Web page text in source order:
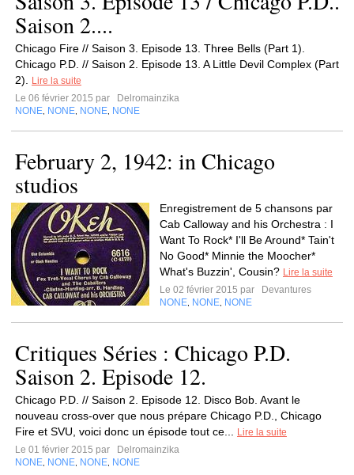
Saison 2....
Chicago Fire // Saison 3. Episode 13. Three Bells (Part 1).
Chicago P.D. // Saison 2. Episode 13. A Little Devil Complex (Part
2).
Lire la suite
Le 06 février 2015 par
Delromainzika
NONE NONE NONE NONE
February 2, 1942: in Chicago
studios
Enregistrement de 5 chansons par
Cab Calloway and his Orchestra : I
Want To Rock* I'll Be Around* Tain't
No Good* Minnie the Moocher*
What's Buzzin', Cousin? Lire la suite
Le 02 février 2015 par
Devantures
NONE NONE NONE
Critiques Séries : Chicago P.D.
Saison 2. Episode 12.
Chicago P.D. // Saison 2. Episode 12. Disco Bob. Avant le
nouveau cross-over que nous prépare Chicago P.D., Chicago
Fire et SVU, voici donc un épisode tout ce...
Lire la suite
Le 01 février 2015 par
Delromainzika
NONE NONE NONE NONE